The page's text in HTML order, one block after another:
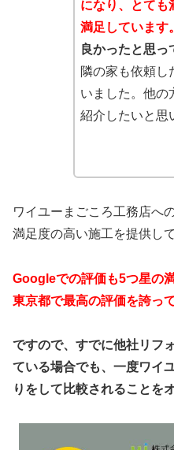
になり、とても
満足しています。
良かったと思っ
隣の家も依頼し
いました。他の
紹介したいと思
ワイユーまごころ工務店へ
満足度の高い施工を提供し
Googleでの評価も5つ星の
東京都で最高の評価を誇っ
ですので、すでに他社リフ
ている場合でも、一度ワイ
りをして比較されることを